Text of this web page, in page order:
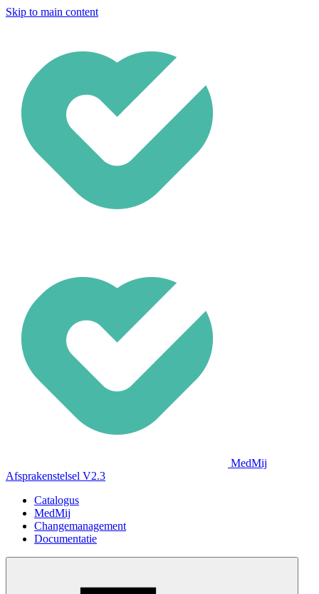
Skip to main content
MedMij
Afsprakenstelsel V2.3
Catalogus
MedMij
Changemanagement
Documentatie